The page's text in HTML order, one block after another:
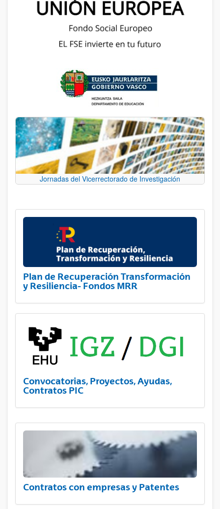
Jornadas del Vicerrectorado de Investigación
Plan de Recuperación Transformación
y Resiliencia- Fondos MRR
Convocatorias, Proyectos, Ayudas,
Contratos PIC
Contratos con empresas y Patentes